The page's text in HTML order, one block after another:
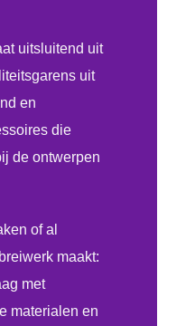
uitsluitend uit
uit
en
die
de ontwerpen
of al
maakt:
met
materialen en